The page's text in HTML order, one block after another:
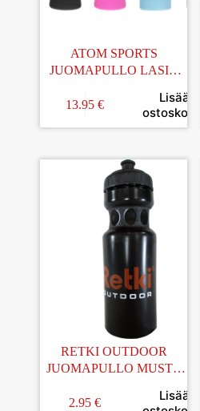
ATOM SPORTS
JUOMAPULLO LASIA
13.95 €
Lisää
ostoskoriin
RETKI OUTDOOR
JUOMAPULLO MUSTA
2.95 €
Lisää